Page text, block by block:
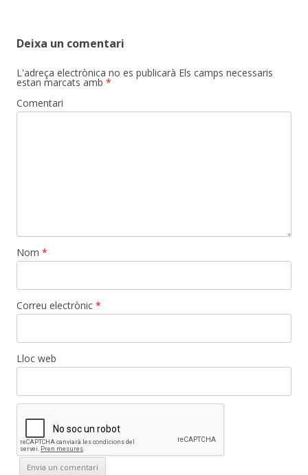
Deixa un comentari
L'adreça electrònica no es publicarà Els camps necessaris
estan marcats amb *
Comentari
Nom *
Correu electrònic *
Lloc web